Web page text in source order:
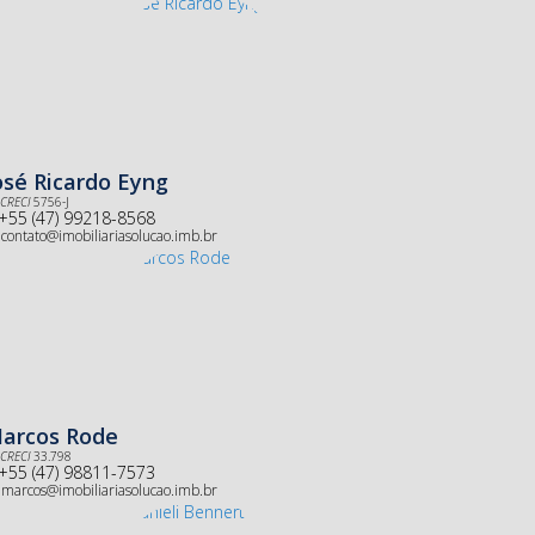
Ricardo Eyng
CRECI5756-J
(47) 99218-8568
contato@imobiliariasolucao.imb.br
Rode
CRECI33.798
(47) 98811-7573
marcos@imobiliariasolucao.imb.br